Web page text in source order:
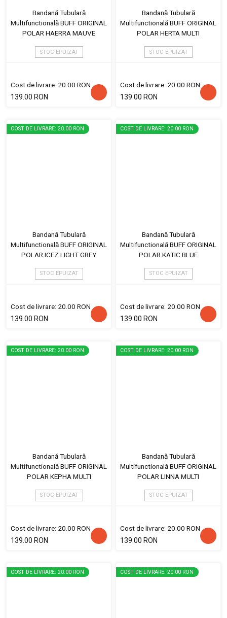
Bandană Tubulară
Multifunctională BUFF ORIGINAL
POLAR HAERRA MAUVE
STOC EPUIZAT
Cost de livrare: 20.00 RON
139.00 RON
Bandană Tubulară
Multifunctională BUFF ORIGINAL
POLAR HERTA MULTI
STOC EPUIZAT
Cost de livrare: 20.00 RON
139.00 RON
COST DE LIVRARE: 20.00 RON
Bandană Tubulară
Multifunctională BUFF ORIGINAL
POLAR ICEZ LIGHT GREY
STOC EPUIZAT
Cost de livrare: 20.00 RON
139.00 RON
COST DE LIVRARE: 20.00 RON
Bandană Tubulară
Multifunctională BUFF ORIGINAL
POLAR KATIC BLUE
STOC EPUIZAT
Cost de livrare: 20.00 RON
139.00 RON
COST DE LIVRARE: 20.00 RON
Bandană Tubulară
Multifunctională BUFF ORIGINAL
POLAR KEPHA MULTI
STOC EPUIZAT
Cost de livrare: 20.00 RON
139.00 RON
COST DE LIVRARE: 20.00 RON
Bandană Tubulară
Multifunctională BUFF ORIGINAL
POLAR LINNA MULTI
STOC EPUIZAT
Cost de livrare: 20.00 RON
139.00 RON
COST DE LIVRARE: 20.00 RON COST DE LIVRARE: 20.00 RON